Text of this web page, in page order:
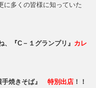
に多くの皆様に知っていた
『C－１グランプリ』 カレ
手焼きそば』 特別出店！！